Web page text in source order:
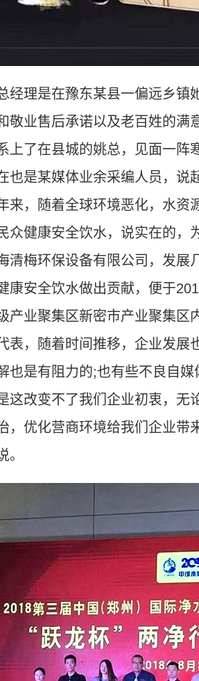
理是在豫东某县一偏远乡镇
敬业售后承诺以及老百姓的
上了在县城的姚总，见面一
也是某媒体业余采编人员，
来，随着全球环境恶化，水
众健康安全饮水，说实在的
清梅环保设备有限公司，发
康安全饮水做出贡献，便于
产业聚集区新密市产业聚集
表，随着时间推移，企业发
也是有阻力的;也有些不良自
这改变不了我们企业初衷，
，优化营商环境给我们企业
。